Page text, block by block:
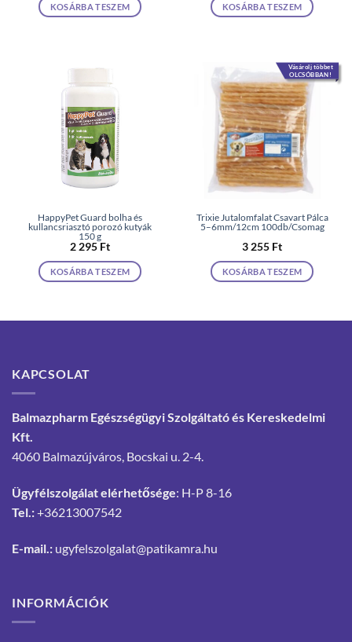
KOSÁRBA TESZEM KOSÁRBA TESZEM
HappyPet Guard bolha és
kullancsriasztó porozó kutyák
150 g
2 295 Ft
KOSÁRBA TESZEM
Vásárolj többet
OLCSÓBBAN!
Trixie Jutalomfalat Csavart Pálca
5–6mm/12cm 100db/Csomag
3 255 Ft
KOSÁRBA TESZEM
KAPCSOLAT
Balmazpharm Egészségügyi Szolgáltató és Kereskedelmi
Kft.
4060 Balmazújváros, Bocskai u. 2-4.
Ügyfélszolgálat elérhetősége: H-P 8-16
Tel.:+36213007542
E-mail.: ugyfelszolgalat@patikamra.hu
INFORMÁCIÓK